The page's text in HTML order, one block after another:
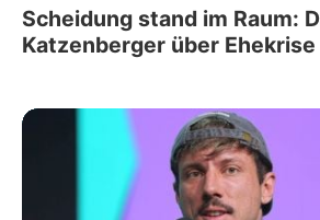
Scheidung stand im Raum:
Katzenberger über Ehekrise